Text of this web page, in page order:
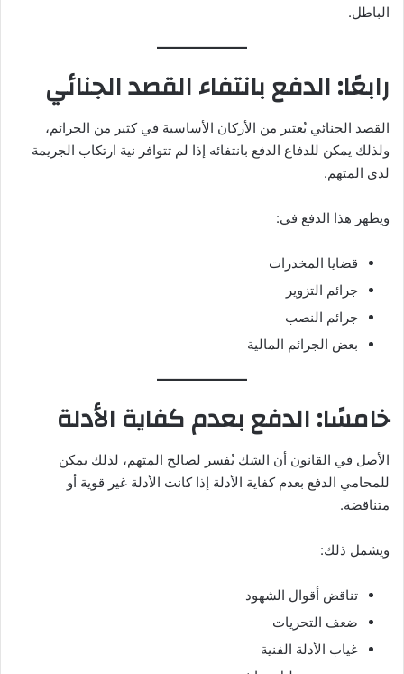
الباطل.
رابعًا: الدفع بانتفاء القصد الجنائي
القصد الجنائي يُعتبر من الأركان الأساسية في كثير من الجرائم،
ولذلك يمكن للدفاع الدفع بانتفائه إذا لم تتوافر نية ارتكاب الجريمة
لدى المتهم.
ويظهر هذا الدفع في:
قضايا المخدرات
جرائم التزوير
جرائم النصب
بعض الجرائم المالية
خامسًا: الدفع بعدم كفاية الأدلة
الأصل في القانون أن الشك يُفسر لصالح المتهم، لذلك يمكن
للمحامي الدفع بعدم كفاية الأدلة إذا كانت الأدلة غير قوية أو
متناقضة.
ويشمل ذلك:
تناقض أقوال الشهود
ضعف التحريات
غياب الأدلة الفنية